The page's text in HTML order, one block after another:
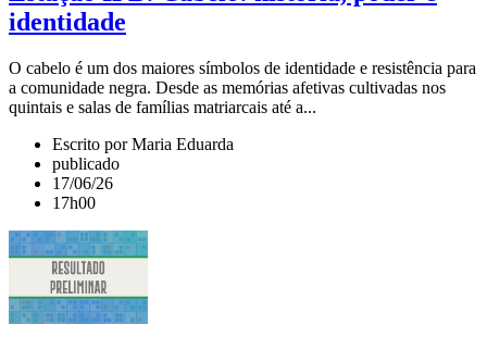
identidade
O cabelo é um dos maiores símbolos de identidade e resistência para
a comunidade negra. Desde as memórias afetivas cultivadas nos
quintais e salas de famílias matriarcais até a...
Escrito por Maria Eduarda
publicado
17/06/26
17h00